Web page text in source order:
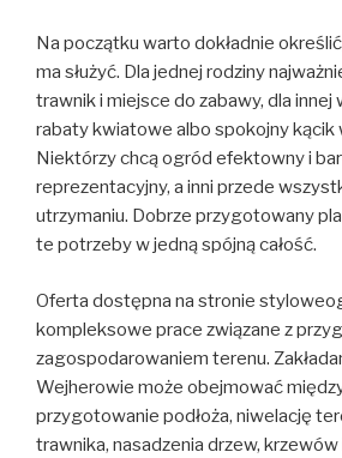
Na początku warto dokładnie
ma służyć. Dla jednej rodziny
trawnik i miejsce do zabawy, dla innej
rabaty kwiatowe albo spokojny kącik
Niektórzy chcą ogród efektowny i
reprezentacyjny, a inni przede
utrzymaniu. Dobrze przygotowany
te potrzeby w jedną spójną całość.
Oferta dostępna na stronie
kompleksowe prace związane z
zagospodarowaniem terenu.
Wejherowie może obejmować
przygotowanie podłoża, niwelację
trawnika, nasadzenia drzew, krzewów